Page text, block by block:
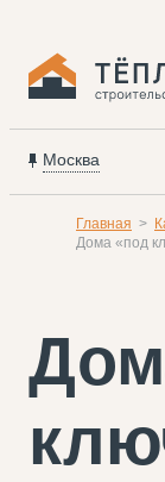
Москва
Главная
Дома «под